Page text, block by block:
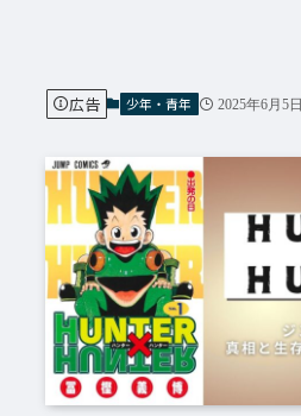
広告 少年・青年 2025年6月5日